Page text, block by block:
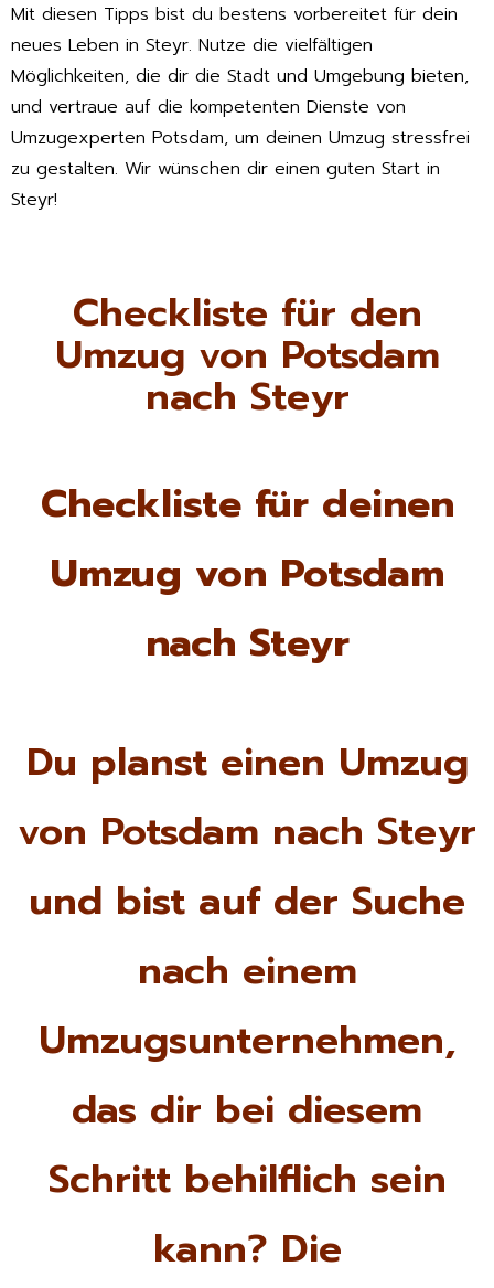
Mit diesen Tipps bist du bestens vorbereitet für dein
neues Leben in Steyr. Nutze die vielfältigen
Möglichkeiten, die dir die Stadt und Umgebung bieten,
und vertraue auf die kompetenten Dienste von
Umzugexperten Potsdam, um deinen Umzug stressfrei
zu gestalten. Wir wünschen dir einen guten Start in
Steyr!
Checkliste für den
Umzug von Potsdam
nach Steyr
Checkliste für deinen
Umzug von Potsdam
nach Steyr
Du planst einen Umzug
von Potsdam nach Steyr
und bist auf der Suche
nach einem
Umzugsunternehmen,
das dir bei diesem
Schritt behilflich sein
kann? Die